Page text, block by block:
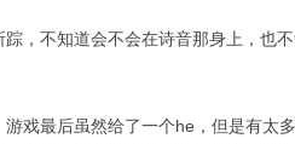
，不知道会不会在诗音那身上，也
戏最后虽然给了一个he，但是有太